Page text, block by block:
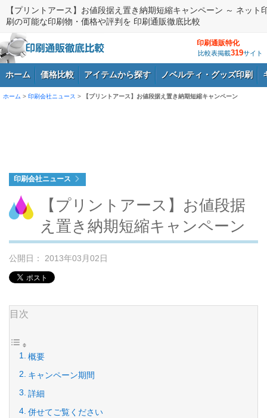
【プリントアース】お値段据え置き納期短縮キャンペーン ～ ネット
刷の可能な印刷物・価格や評判を 印刷通販徹底比較
印刷通販特化
比較表掲載319サイト
ホーム 価格比較 アイテムから探す ノベルティ・グッズ印刷
ホーム > 印刷会社ニュース > 【プリントアース】お値段据え置き納期短縮キャンペーン
印刷会社ニュース
【プリントアース】お値段据
え置き納期短縮キャンペーン
公開日： 2013年03月02日
目次
概要
キャンペーン期間
詳細
併せてご覧ください